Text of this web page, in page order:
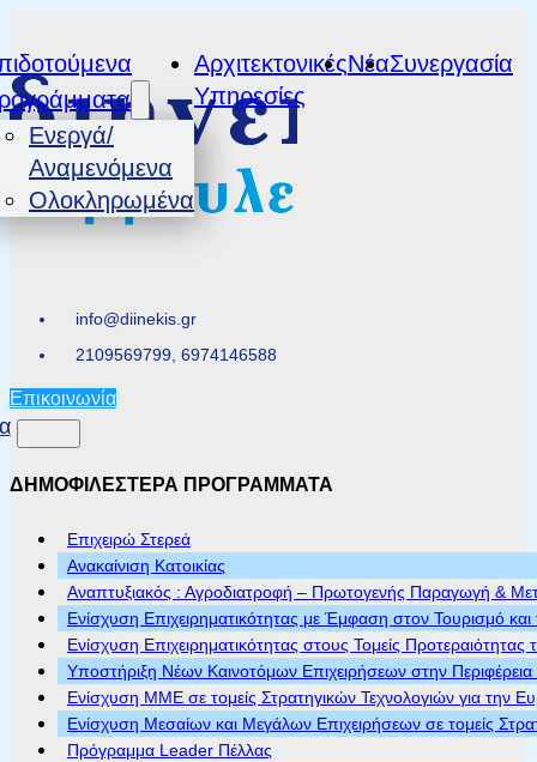
info@diinekis.gr
2109569799, 6974146588
Επικοινωνία
Ενεργά/
Αναμενόμενα
Ολοκληρωμένα
Αρχιτεκτονικές
Υπηρεσίες
ΝέαΣυνεργασία
ΔΗΜΟΦΙΛΕΣΤΕΡΑ ΠΡΟΓΡΑΜΜΑΤΑ
Επιχειρώ Στερεά
Ανακαίνιση Κατοικίας
Αναπτυξιακός : Αγροδιατροφή – Πρωτογενής Παραγωγή &
Ενίσχυση Επιχειρηματικότητας με Έμφαση στον Τουρισμό
Ενίσχυση Επιχειρηματικότητας στους Τομείς Προτεραιότητας
Υποστήριξη Νέων Καινοτόμων Επιχειρήσεων στην
Ενίσχυση ΜΜΕ σε τομείς Στρατηγικών Τεχνολογιών για την
Ενίσχυση Μεσαίων και Μεγάλων Επιχειρήσεων σε τομείς
Πρόγραμμα Leader Πέλλας